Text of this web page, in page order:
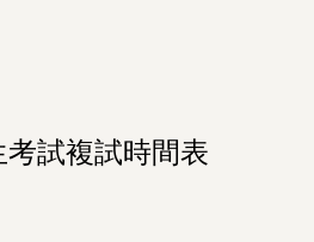
試複試時間表